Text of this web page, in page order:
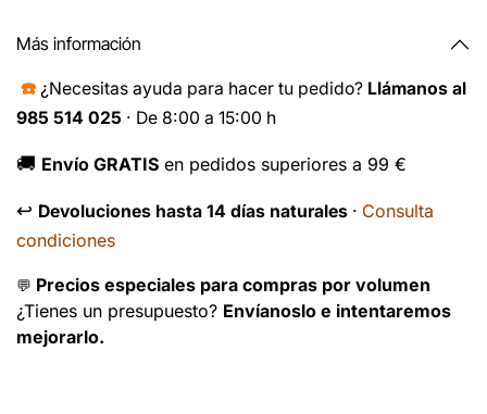
Más información
☎️ ¿Necesitas ayuda para hacer tu pedido? Llámanos al
985 514 025 · De 8:00 a 15:00 h
🚚 Envío GRATIS en pedidos superiores a 99 €
↩️ Devoluciones hasta 14 días naturales · Consulta
condiciones
💬 Precios especiales para compras por volumen
¿Tienes un presupuesto? Envíanoslo e intentaremos
mejorarlo.